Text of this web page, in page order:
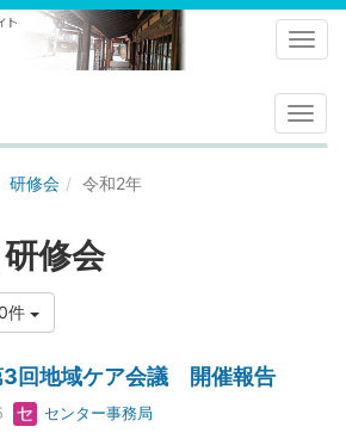
メ
ニ
研修会 令和2年
修会
件
3回地域ケア会議 開催報告
センター事務局